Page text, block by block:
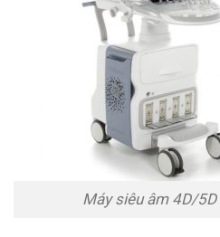
Máy siêu âm 4D/5D